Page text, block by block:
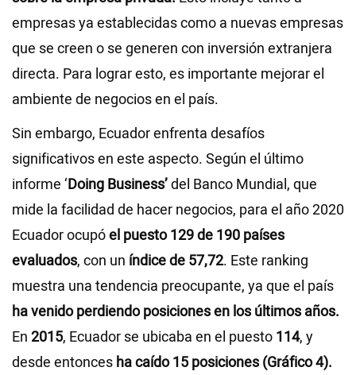
empresas ya establecidas como a nuevas empresas
que se creen o se generen con inversión extranjera
directa. Para lograr esto, es importante mejorar el
ambiente de negocios en el país.
Sin embargo, Ecuador enfrenta desafíos
significativos en este aspecto. Según el último
informe ‘Doing Business’del Banco Mundial, que
mide la facilidad de hacer negocios, para el año 2020
Ecuador ocupóel puesto 129 de 190 países
evaluados, con un índice de 57,72. Este ranking
muestra una tendencia preocupante, ya que el país
ha venido perdiendo posiciones en los últimos años.
En 2015, Ecuador se ubicaba en el puesto 114, y
desde entonces ha caído 15 posiciones (Gráfico 4).